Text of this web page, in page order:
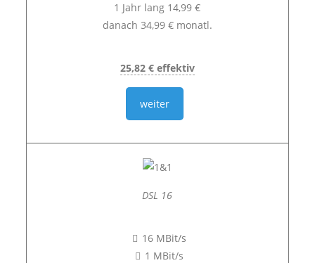
1 Jahr lang 14,99 €
danach 34,99 € monatl.
25,82 € effektiv
weiter
DSL 16
16 MBit/s
1 MBit/s